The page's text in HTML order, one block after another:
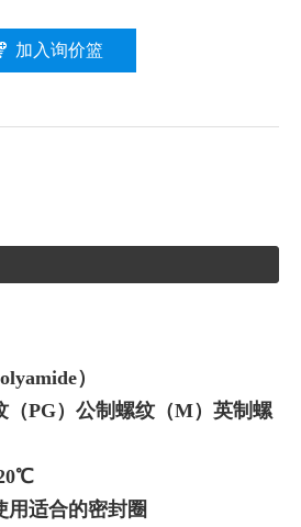
加入询价篮
）
（PG）公制螺纹（M）英制螺
用适合的密封圈